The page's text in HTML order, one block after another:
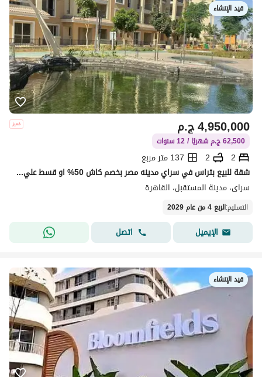
قيد الإنشاء
ج.م4,950,000
62,500 ج.م شهريًا / 12 سنوات
2
2
137 متر مربع
شقة للبيع بتراس في سراي مدينه مصر بخصم كاش 50% او قسط علي 12 سنه بدون مقدم 0% في قلب المستقبل ستي | Sarai
سراى، مدينة المستقبل، القاهرة
التسليم:الربع 4 من عام 2029
الإيميل اتصل
قيد الإنشاء